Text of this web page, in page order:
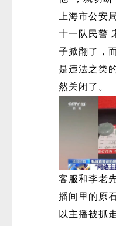
上海市公安
十一队民警
子掀翻了，
是违法之类
然关闭了。
客服和李老
播间里的原
以主播被抓